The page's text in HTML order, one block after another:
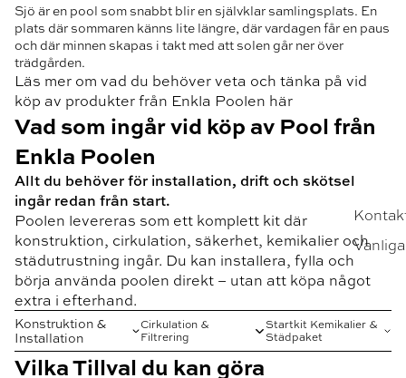
Sjö är en pool som snabbt blir en självklar samlingsplats. En
plats där sommaren känns lite längre, där vardagen får en paus
och där minnen skapas i takt med att solen går ner över
trädgården.
Läs mer om vad du behöver veta och tänka på vid
köp av produkter från Enkla Poolen här
Vad som ingår vid köp av Pool från
Enkla Poolen
Allt du behöver för installation, drift och skötsel
ingår redan från start.
Poolen levereras som ett komplett kit där
konstruktion, cirkulation, säkerhet, kemikalier och
städutrustning ingår. Du kan installera, fylla och
börja använda poolen direkt – utan att köpa något
extra i efterhand.
Konstruktion &
Installation
Cirkulation &
Filtrering
Startkit Kemikalier &
Städpaket
Vilka Tillval du kan göra